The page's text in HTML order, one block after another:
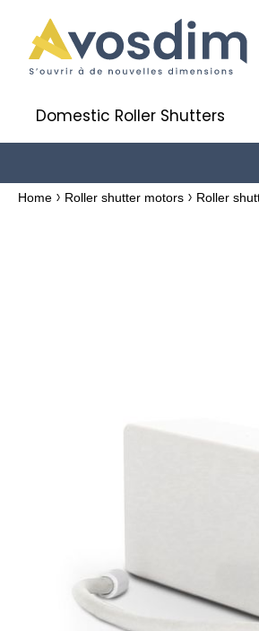
Domestic Roller Shutters
Home Roller shutter motors Roller